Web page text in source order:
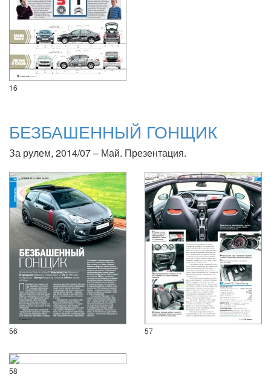
16
БЕЗБАШЕННЫЙ ГОНЩИК
За рулем, 2014/07 – Май. Презентация.
56 57
58